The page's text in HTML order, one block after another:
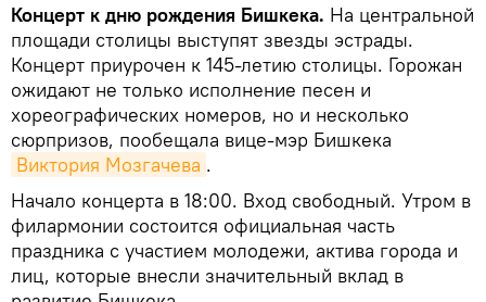
Концерт к дню рождения Бишкека. На центральной
площади столицы выступят звезды эстрады.
Концерт приурочен к 145-летию столицы. Горожан
ожидают не только исполнение песен и
хореографических номеров, но и несколько
сюрпризов, пообещала вице-мэр Бишкека
Виктория Мозгачева .
Начало концерта в 18:00. Вход свободный. Утром в
филармонии состоится официальная часть
праздника с участием молодежи, актива города и
лиц, которые внесли значительный вклад в